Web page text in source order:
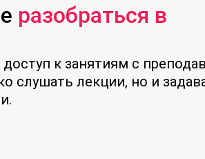
разобраться в
к занятиям с
слушать лекции, но и